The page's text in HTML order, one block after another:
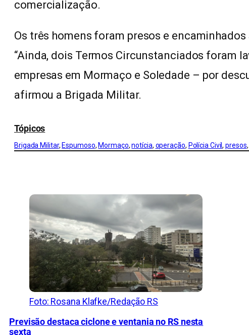
comercialização.
Os três homens foram presos e
“Ainda, dois Termos Circunstanciados foram
empresas em Mormaço e Soledade – por
afirmou a Brigada Militar.
Tópicos
Brigada Militar, Espumoso, Mormaço, notícia, operação, Polícia Civil, presos
Foto: Rosana Klafke/Redação RS
Previsão destaca ciclone e ventania no RS nesta
sexta